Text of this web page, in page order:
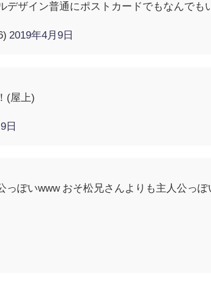
ザイン普通にポストカードでもなんでも
2019年4月9日
(屋上)
日
っぽいwww おそ松兄さんよりも主人公っぽ